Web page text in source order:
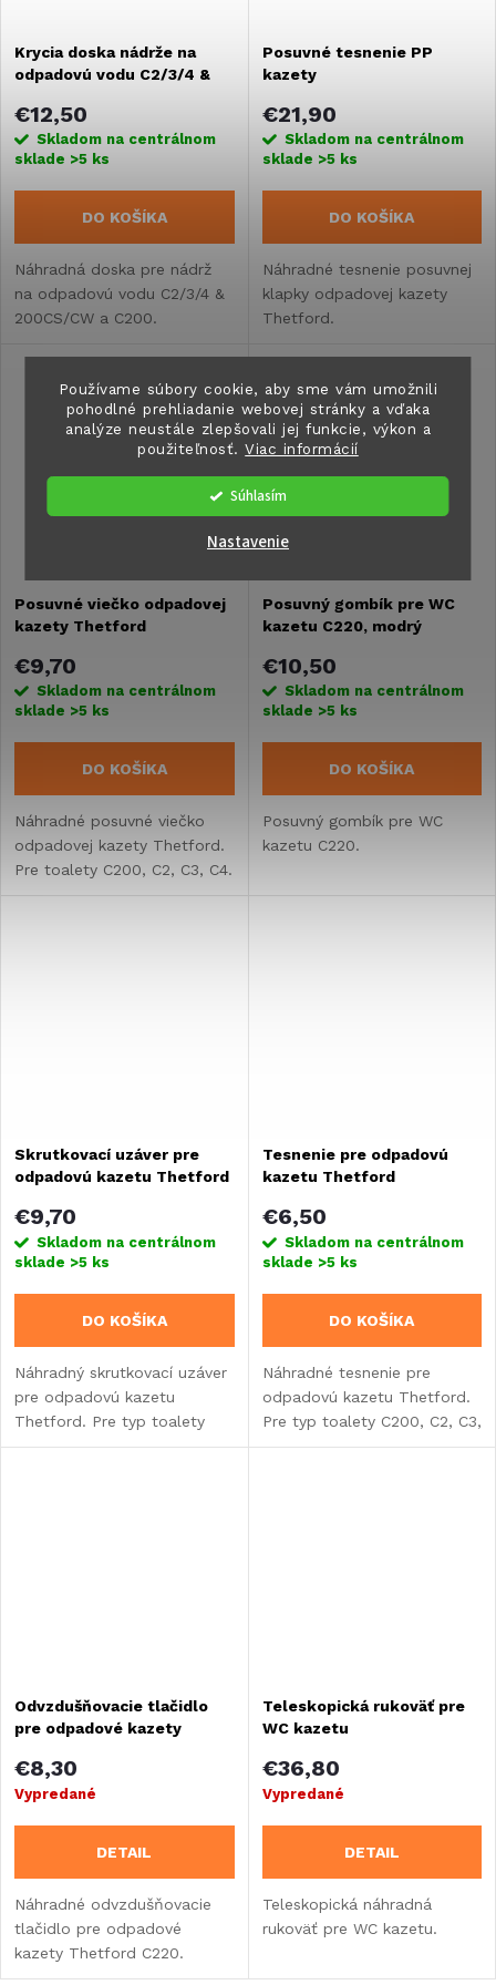
Používame súbory cookie, aby sme vám umožnili
pohodlné prehliadanie webovej stránky a vďaka
analýze neustále zlepšovali jej funkcie, výkon a
použiteľnosť.Viac informácií
Súhlasím
Nastavenie
Krycia doska nádrže na
odpadovú vodu C2/3/4 &
€12,50
Skladom na centrálnom
sklade >5 ks
DO KOŠÍKA
Náhradná doska pre nádrž
na odpadovú vodu C2/3/4 &
200CS/CW a C200.
Posuvné tesnenie PP
kazety
€21,90
Skladom na centrálnom
sklade >5 ks
DO KOŠÍKA
Náhradné tesnenie posuvnej
klapky odpadovej kazety
Thetford.
Posuvné viečko odpadovej
kazety Thetford
€9,70
Skladom na centrálnom
sklade >5 ks
DO KOŠÍKA
Náhradné posuvné viečko
odpadovej kazety Thetford.
Pre toalety C200, C2, C3, C4.
Posuvný gombík pre WC
kazetu C220, modrý
€10,50
Skladom na centrálnom
sklade >5 ks
DO KOŠÍKA
Posuvný gombík pre WC
kazetu C220.
Skrutkovací uzáver pre
odpadovú kazetu Thetford
€9,70
Skladom na centrálnom
sklade >5 ks
DO KOŠÍKA
Náhradný skrutkovací uzáver
pre odpadovú kazetu
Thetford. Pre typ toalety
C200, C2, C3, C4.
Tesnenie pre odpadovú
kazetu Thetford
€6,50
Skladom na centrálnom
sklade >5 ks
DO KOŠÍKA
Náhradné tesnenie pre
odpadovú kazetu Thetford.
Pre typ toalety C200, C2, C3,
C4.
Odvzdušňovacie tlačidlo
pre odpadové kazety
€8,30
Vypredané
DETAIL
Náhradné odvzdušňovacie
tlačidlo pre odpadové
kazety Thetford C220.
Teleskopická rukoväť pre
WC kazetu
€36,80
Vypredané
DETAIL
Teleskopická náhradná
rukoväť pre WC kazetu.